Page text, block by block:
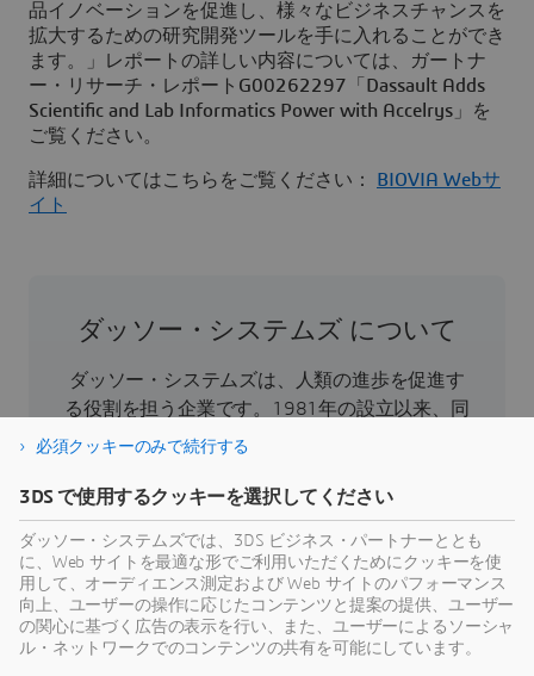
品イノベーションを促進し、様々なビジネスチャンスを
拡大するための研究開発ツールを手に入れることができ
ます。」レポートの詳しい内容については、ガートナ
ー・リサーチ・レポートG00262297「Dassault Adds
Scientific and Lab Informatics Power with Accelrys」を
ご覧ください。
詳細についてはこちらをご覧ください：
BIOVIA Webサ
イト
ダッソー・システムズ について
ダッソー・システムズは、人類の進歩を促進す
る役割を担う企業です。1981年の設立以来、同
社はバーチャル世界を開拓し、消費者、患者、
向へと導いてきました。ダッソー・システムズ
の3DEXPERIENCEプラットフォームでは、AIを搭
載した科学的根拠に基づくバーチャルツインに
より、あらゆる規模・業界の39万のお客様が協
力し、製品やサービスを創出、製造することで
持続可能な革新を生み出し、社会に対して意義
必須クッキーのみで続行する
3DS で使用するクッキーを選択してください
ダッソー・システムズでは、3DS ビジネス・パートナーととも
に、Web サイトを最適な形でご利用いただくためにクッキーを使
用して、オーディエンス測定および Web サイトのパフォーマンス
向上、ユーザーの操作に応じたコンテンツと提案の提供、ユーザー
の関心に基づく広告の表示を行い、また、ユーザーによるソーシャ
ル・ネットワークでのコンテンツの共有を可能にしています。